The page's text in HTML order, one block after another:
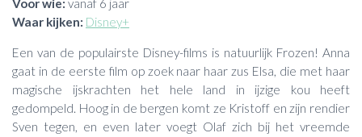
Voor wie: vanaf 6 jaar
Waar kijken: Disney+
Een van de populairste Disney-films is natuurlijk Frozen! Anna
gaat in de eerste film op zoek naar haar zus Elsa, die met haar
magische ijskrachten het hele land in ijzige kou heeft
gedompeld. Hoog in de bergen komt ze Kristoff en zijn rendier
Sven tegen, en even later voegt Olaf zich bij het vreemde